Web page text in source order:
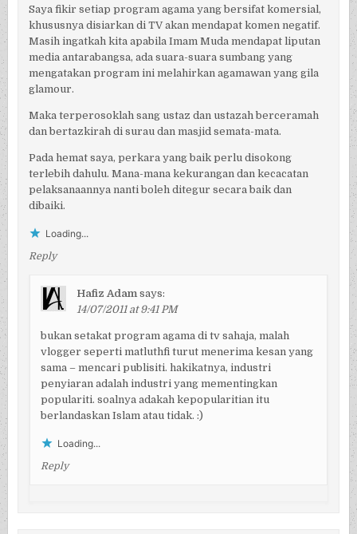
Saya fikir setiap program agama yang bersifat komersial,
khususnya disiarkan di TV akan mendapat komen negatif.
Masih ingatkah kita apabila Imam Muda mendapat liputan
media antarabangsa, ada suara-suara sumbang yang
mengatakan program ini melahirkan agamawan yang gila
glamour.
Maka terperosoklah sang ustaz dan ustazah berceramah
dan bertazkirah di surau dan masjid semata-mata.
Pada hemat saya, perkara yang baik perlu disokong
terlebih dahulu. Mana-mana kekurangan dan kecacatan
pelaksanaannya nanti boleh ditegur secara baik dan
dibaiki.
Loading...
Reply
Hafiz Adam says:
14/07/2011 at 9:41 PM
bukan setakat program agama di tv sahaja, malah
vlogger seperti matluthfi turut menerima kesan yang
sama – mencari publisiti. hakikatnya, industri
penyiaran adalah industri yang mementingkan
populariti. soalnya adakah kepopularitian itu
berlandaskan Islam atau tidak. :)
Loading...
Reply